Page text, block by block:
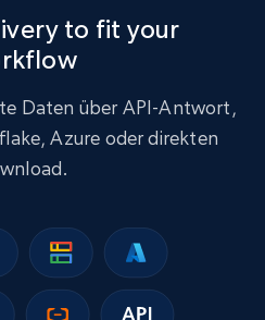
Dataset holen
details, and
to fit your
Daten über API-Antwort,
Azure oder direkten